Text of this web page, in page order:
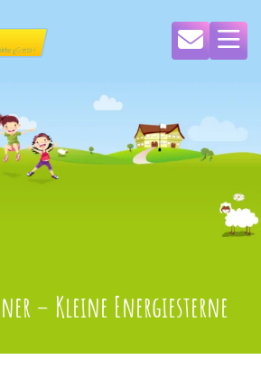
– Kleine Energiesterne